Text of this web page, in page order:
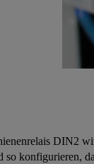
DIN2
so konfigurieren,